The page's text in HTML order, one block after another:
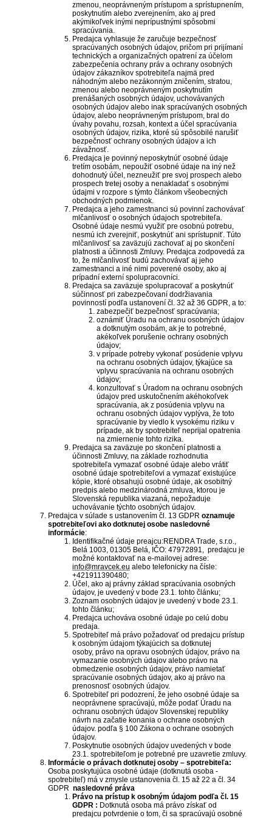
zmenou, neoprávneným prístupom a sprístupnením,
poskytnutím alebo zverejnením, ako aj pred
akýmikoľvek inými neprípustnými spôsobmi
spracúvania.
Predajca vyhlasuje že zaručuje bezpečnosť
spracúvaných osobných údajov, pričom pri prijímaní
technických a organizačných opatrení za účelom
zabezpečenia ochrany práv a ochrany osobných
údajov zákazníkov spotrebiteľa najmä pred
náhodným alebo nezákonným zničením, stratou,
zmenou alebo neoprávneným poskytnutím
prenášaných osobných údajov, uchovávaných
osobných údajov alebo inak spracúvaných osobných
údajov, alebo neoprávneným prístupom, bral do
úvahy povahu, rozsah, kontext a účel spracúvania
osobných údajov, rizika, ktoré sú spôsobilé narušiť
bezpečnosť ochrany osobných údajov a ich
závažnosť.
Predajca je povinný neposkytnúť osobné údaje
tretím osobám, nepoužiť osobné údaje na iný než
dohodnutý účel, nezneužiť pre svoj prospech alebo
prospech tretej osoby a nenakladať s osobnými
údajmi v rozpore s týmto článkom všeobecných
obchodných podmienok.
Predajca a jeho zamestnanci sú povinní zachovávať
mlčanlivosť o osobných údajoch spotrebiteľa.
Osobné údaje nesmú využiť pre osobnú potrebu,
nesmú ich zverejniť, poskytnúť ani sprístupniť. Túto
mlčanlivosť sa zaväzujú zachovať aj po skončení
platnosti a účinnosti Zmluvy. Predajca zodpovedá za
to, že mlčanlivosť budú zachovávať aj jeho
zamestnanci a iné nimi poverené osoby, ako aj
prípadní externí spolupracovníci.
Predajca sa zaväzuje spolupracovať a poskytnúť
súčinnosť pri zabezpečovaní dodržiavania
povinností podľa ustanovení čl. 32 až 36 GDPR, a to:
zabezpečiť bezpečnosť spracúvania;
oznámiť Úradu na ochranu osobných údajov
a dotknutým osobám, ak je to potrebné,
akékoľvek porušenie ochrany osobných
údajov;
v prípade potreby vykonať posúdenie vplyvu
na ochranu osobných údajov, týkajúce sa
vplyvu spracúvania na ochranu osobných
údajov;
konzultovať s Úradom na ochranu osobných
údajov pred uskutočnením akéhokoľvek
spracúvania, ak z posúdenia vplyvu na
ochranu osobných údajov vyplýva, že toto
spracúvanie by viedlo k vysokému riziku v
prípade, ak by spotrebiteľ neprijal opatrenia
na zmiernenie tohto rizika.
Predajca sa zaväzuje po skončení platnosti a
účinnosti Zmluvy, na základe rozhodnutia
spotrebiteľa vymazať osobné údaje alebo vrátiť
osobné údaje spotrebiteľovi a vymazať existujúce
kópie, ktoré obsahujú osobné údaje, ak osobitný
predpis alebo medzinárodná zmluva, ktorou je
Slovenská republika viazaná, nepožaduje
uchovávanie týchto osobných údajov.
Predajca v súlade s ustanovením čl. 13 GDPR oznamuje
spotrebiteľovi ako dotknutej osobe nasledovné
informácie:
Identifikačné údaje preajcu:RENDRA Trade, s.r.o.,
Belá 1003, 01305 Belá, IČO: 47972891, predajcu je
možné kontaktovať na e-mailovej adrese:
info@mravcek.eu alebo telefonicky na čísle:
+421911390480;
Účel, ako aj právny základ spracúvania osobných
údajov, je uvedený v bode 23.1. tohto článku;
Zoznam osobných údajov je uvedený v bode 23.1.
tohto článku;
Predajca uchováva osobné údaje po celú dobu
predaja.
Spotrebiteľ má právo požadovať od predajcu prístup
k osobným údajom týkajúcich sa dotknutej
osoby, právo na opravu osobných údajov, právo na
vymazanie osobných údajov alebo právo na
obmedzenie osobných údajov, právo namietať
spracúvanie osobných údajov, ako aj právo na
prenosnosť osobných údajov.
Spotrebiteľ pri podozrení, že jeho osobné údaje sa
neoprávnene spracúvajú, môže podať Úradu na
ochranu osobných údajov Slovenskej republiky
návrh na začatie konania o ochrane osobných
údajov. podľa § 100 Zákona o ochrane osobných
údajov.
Poskytnutie osobných údajov uvedených v bode
23.1. spotrebiteľom je potrebné pre uzavretie zmluvy.
Informácie o právach dotknutej osoby – spotrebiteľa:
Osoba poskytujúca osobné údaje (dotknutá osoba -
spotrebiteľ) má v zmysle ustanovenia čl. 15 až 22 a čl. 34
GDPR nasledovné práva
Právo na prístup k osobným údajom podľa čl. 15
GDPR : Dotknutá osoba má právo získať od
predajcu potvrdenie o tom, či sa spracúvajú osobné